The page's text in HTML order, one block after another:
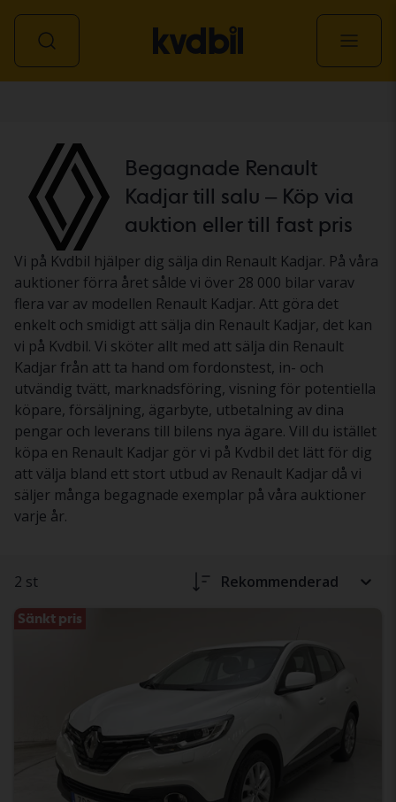
Begagnade Renault
Kadjar till salu – Köp via
auktion eller till fast pris
Vi på Kvdbil hjälper dig sälja din Renault Kadjar. På våra
auktioner förra året sålde vi över 28 000 bilar varav
flera var av modellen Renault Kadjar. Att göra det
enkelt och smidigt att sälja din Renault Kadjar, det kan
vi på Kvdbil. Vi sköter allt med att sälja din Renault
Kadjar från att ta hand om fordonstest, in- och
utvändig tvätt, marknadsföring, visning för potentiella
köpare, försäljning, ägarbyte, utbetalning av dina
pengar och leverans till bilens nya ägare. Vill du istället
köpa en Renault Kadjar gör vi på Kvdbil det lätt för dig
att välja bland ett stort utbud av Renault Kadjar då vi
säljer många begagnade exemplar på våra auktioner
varje år.
2 st Rekommenderad
Sänkt pris